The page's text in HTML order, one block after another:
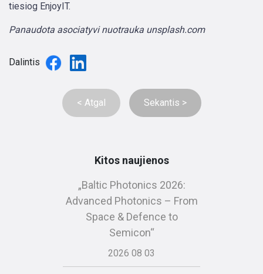
tiesiog EnjoyIT.
Panaudota asociatyvi nuotrauka unsplash.com
Dalintis
< Atgal Sekantis >
Kitos naujienos
„Baltic Photonics 2026:
Advanced Photonics – From
Space & Defence to
Semicon“
2026 08 03